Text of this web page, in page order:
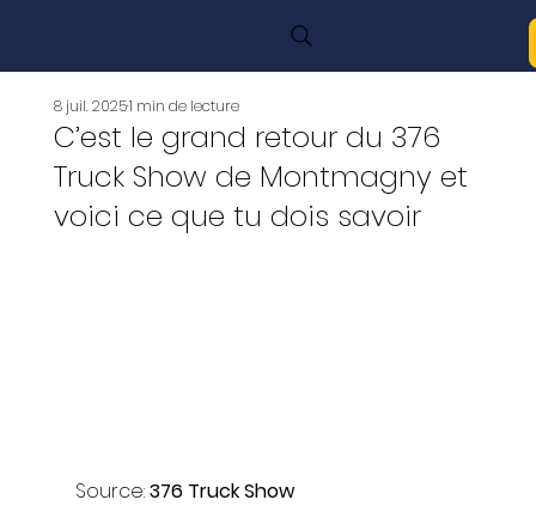
C’est le grand retour du 376
Truck Show de Montmagny et
voici ce que tu dois savoir
8 juil. 20251 min de lecture
Source: 376 Truck Show